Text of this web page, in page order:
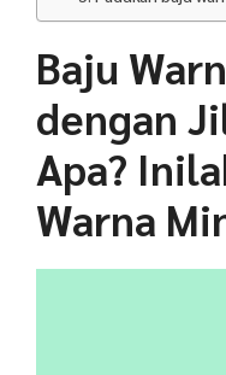
Baju
dengan
Apa?
Warna